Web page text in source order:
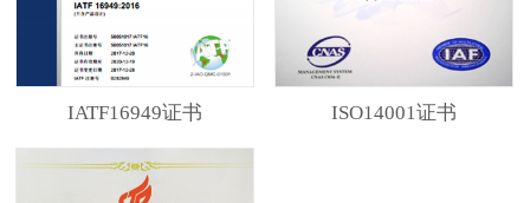
IATF16949证书 ISO14001证书